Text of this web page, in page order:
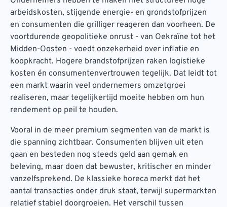
arbeidskosten, stijgende energie- en grondstofprijzen
en consumenten die grilliger reageren dan voorheen. De
voortdurende geopolitieke onrust - van Oekraïne tot het
Midden-Oosten - voedt onzekerheid over inflatie en
koopkracht. Hogere brandstofprijzen raken logistieke
kosten én consumentenvertrouwen tegelijk. Dat leidt tot
een markt waarin veel ondernemers omzetgroei
realiseren, maar tegelijkertijd moeite hebben om hun
rendement op peil te houden.
Vooral in de meer premium segmenten van de markt is
die spanning zichtbaar. Consumenten blijven uit eten
gaan en besteden nog steeds geld aan gemak en
beleving, maar doen dat bewuster, kritischer en minder
vanzelfsprekend. De klassieke horeca merkt dat het
aantal transacties onder druk staat, terwijl supermarkten
relatief stabiel doorgroeien. Het verschil tussen